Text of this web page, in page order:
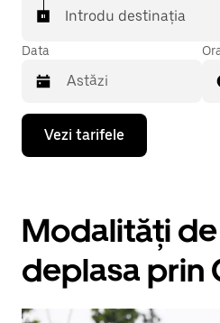
Introdu destinația
Data
Pentru
deschide
selecta
o
dată,
apasă
pe
cu
Vezi tarifele
Modalități
deplasa prin